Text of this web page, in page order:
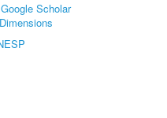
Google Scholar
Dimensions